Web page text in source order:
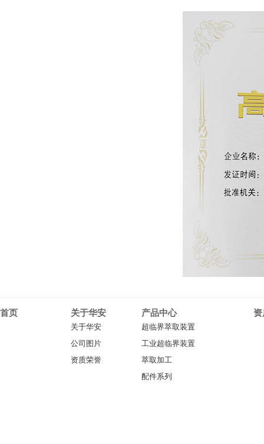
首页 关于华安
关于华安
公司图片
资质荣誉
产品中心
超临界萃取装置
工业超临界装置
萃取加工
配件系列